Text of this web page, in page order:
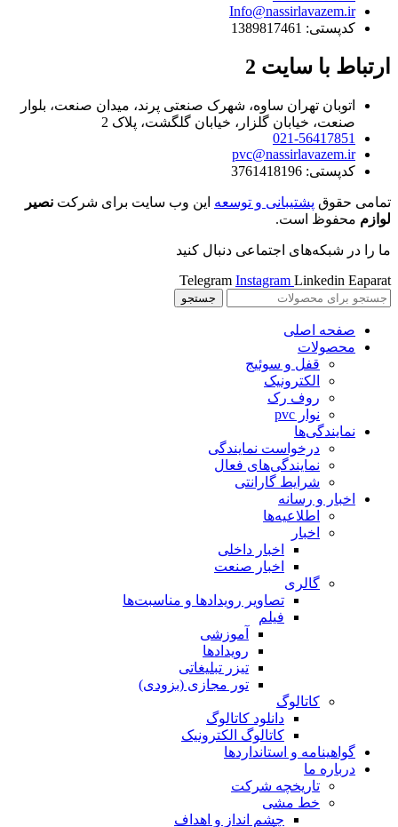
Info@nassirlavazem.ir
کدپستی: 1389817461
ارتباط با سایت 2
اتوبان تهران ساوه، شهرک صنعتی پرند، میدان صنعت، بلوار
صنعت، خیابان گلزار، خیابان گلگشت، پلاک 2
021-56417851
pvc@nassirlavazem.ir
کدپستی: 3761418196
تمامی حقوق پشتیبانی و توسعه این وب سایت برای شرکت نصیر
لوازم محفوظ است.
ما را در شبکه‌های اجتماعی دنبال کنید
Telegram Instagram Linkedin Eaparat
جستجو
صفحه اصلی
محصولات
قفل و سوئیج
الکترونیک
روف رک
نوار pvc
نمایندگی‌ها
درخواست نمایندگی
نمایندگی‌های فعال
شرایط گارانتی
اخبار و رسانه
اطلاعیه‌ها
اخبار
اخبار داخلی
اخبار صنعت
گالری
تصاویر رویدادها و مناسبت‌ها
فیلم
آموزشی
رویدادها
تیزر تبلیغاتی
تور مجازی (بزودی)
کاتالوگ
دانلود کاتالوگ
کاتالوگ الکترونیک
گواهینامه و استانداردها
درباره ما
تاریخچه شرکت
خط مشی
چشم انداز و اهداف